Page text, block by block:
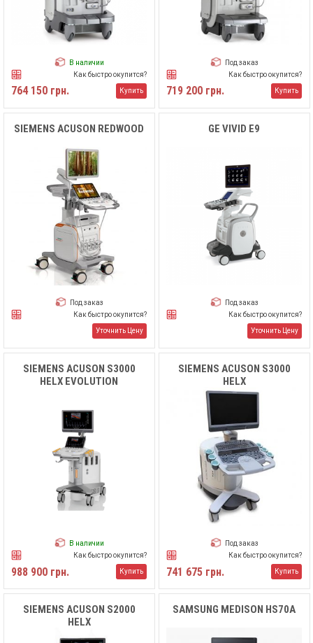
В наличии
Как быстро окупится?
764 150 грн. Купить
Под заказ
Как быстро окупится?
719 200 грн. Купить
SIEMENS ACUSON REDWOOD
Под заказ
Как быстро окупится?
Уточнить Цену
GE VIVID E9
Под заказ
Как быстро окупится?
Уточнить Цену
SIEMENS ACUSON S3000
HELX EVOLUTION
В наличии
Как быстро окупится?
988 900 грн. Купить
SIEMENS ACUSON S3000
HELX
Под заказ
Как быстро окупится?
741 675 грн. Купить
SIEMENS ACUSON S2000
HELX
SAMSUNG MEDISON HS70A